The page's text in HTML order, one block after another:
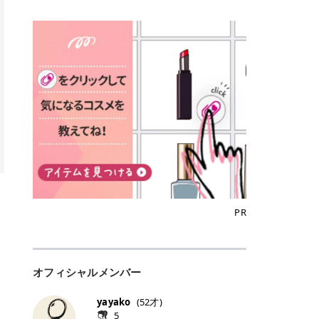
アとしても活用できます。 トナーパ
ッドの選び方 トナーパッドは、配合
成分やパッドの素材によって特徴が
異なります。 自分の肌悩みや理想の
仕上がりに合わせて選ぶことで、毎
日のスキンケアに取り入れやすくな
ります。 肌悩みに合わせて選ぶ パ
ッドの素材で選ぶ トナーパッドの使
い方 洗顔後すぐの清潔な肌に使用し
ます。 STEP1 エンボス面（凹凸
面）で顔全体をやさしく拭き取りま
す。 特に小鼻・あご・額など皮脂や
古い角質が気になる部分は丁寧にな
じませましょう。 STEP2 パッドを
裏返し、フラット面で顔全体をやさ
しく押さえながら化粧水をなじませ
キンケアを行います。 乾燥が気にな
パックとして使用するのもおすすめ
こからは、保湿ケアや肌荒れケア、
毛穴ケアなど目的別におすすめのト
するまでの期間や必要な施術回数が
大きな違いとして挙げられます！ 医
療脱毛は、医療機関（クリニックや
皮膚科など）だけで扱える高出力の
レーザーを使って、発毛組織にアプ
ローチする施術といわれています。
そのため、少ない回数で永久脱毛
（※）を目指すことができます。
（※永久脱毛とは一生毛が1本も生
えてこないという意味ではなく、ア
メリカの基準に基づき「長期間にわ
たって毛量が明らかに減少している
状態が維持されること」を指しま
のがメリットですが、毛根を破壊す
ます。 なお、医療脱毛は保険がきか
ない自由診療なので、クリニックに
います。だからこそ、しっかり比較
すい ラシャ メディオスターNeXT P
RO ジェントルYAGプロ 公式サイト
> ※医療脱毛は自由診療です。治療
には赤み、痒み、火傷、毛嚢炎、一
時的な硬毛化などのリスクが伴いま
す。 目次▼ 1. エミナルクリニック
の魅力とは？選ばれる3つの特徴 ・
最短6か月からの脱毛プランが選べ
る！ ・全国60院以上＆21時まで営
業！ ・痛みに配慮した医療脱毛器の
導入と肌トラブル対応 2. エミナル
クリニックの口コミ・評判 3. エミ
ナルクリニックの全身脱毛料金プラ
・追加費用がかからないシステム ・
リニックのお得な割引・キャンペー
で割引 ・ペア限定プラン｜家族や友
人と一緒にスタートできる ・他社か
ような血色感を演出するヌーディー
ピンク。 黄みと青みのバランスが良
く、自然になじむコーラル系カラー
です。 自然な血色感をプラスしてく
れるので、ナチュラルメイクとの相
性抜群。 可愛らしく、多幸感のある
印象に仕上がります。 ワインベリー
｜気品をまとうローズレッド 深みの
ある青みレッド。 大人っぽく華やか
な印象を与えるベリーカラーです。
ひと塗りで顔全体が華やかになり、
リップを主役にしたメイクが完成。
クールで上品な雰囲気を演出できま
ニュートラルな発色で、肌色を選び
落ち着いた印象に仕上がり、オン・
いめメイクにもカジュアルメイクに
もマッチします。 ラズベリーケーキ
ーグロスが広がり、ふっくらボリュ
フティングしたような、新しいリッ
プティンググロス💄 実際に使用した
方のクチコミ > 5 > プルプル > 唇に
塗るPDRNグロス > > AMUSE ジェ
ルフィットグロス > > ぷっくりツヤ
ツヤだけどベタっとした感じはなく
て使いやすいですね。プランピング
効果で少しスーッとします。ここは
好き嫌いがあるかもしれませんが慣
チップは片面がツルツル、片面がモ
ケモケになってます。 > > 桜グロス
【日本限定色】：上品なピンクベー
も上品で使いやすい色ですね。すも
いるので華やかそうに見えるけど、
> > スキンケア成分が配合されてい
て保湿もしっかりしてくれます。最
も、＠cosmeも、いつものコスメ購
入を“ちょっとお得”に変えられるの
が、トラミーリワードです✨ 今回
は、トラミーリワードの特徴や活用
方法、美容好きさんにおすすめな理
由を詳しくご紹介します！ トラミー
リワードとは？ 「トラミーリワー
ド」は、東証グロース上場企業であ
る株式会社アイズが運営する、安
心・安全なポイントサイト機能で
す。 トラミーリワードは、トラミー
会員向けのポイントサービスです。
対象ショップやサービスを利用する
ことでポイントを獲得でき、貯まっ
たポイントはAmazonギフト券やド
ットマネーなどに交換できます。 普
イ活初心者でも始めやすいのが魅力
段よく使っているコスメ通販サイト
けでポイントが貯まるのが大きな魅
力です✨ 例えば、、、 ・メガ割の
PR
オフィシャルメンバー
yayako (52才)
5